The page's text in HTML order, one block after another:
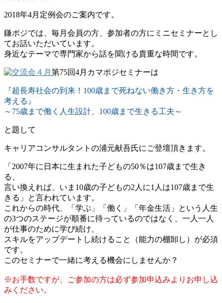
2018年4月定例会のご案内です。
鎌ポジでは、毎月会員の方、参加者の方にミニセミナーとし
てお話いただいています。
身近なテーマで専門家から話を聞ける貴重な時間です。
第75回4月カマポジセミナーは
『超長寿社会の到来！100歳まで死ねない働き方・生き方を
考える』
～75歳まで働く人生設計、100歳まで生きる工夫～
と題して
キャリアコンサルタントの浦元献吾氏にご登壇頂きます。
「2007年に日本に生まれた子どもの50％は107歳まで生き
る、
言い換えれば、いま10歳の子どもの2人に1人は107歳まで生
きる」と言われています。
これからの時代、「学ぶ」「働く」「年金生活」という人生
の3つのステージが順番に待っているのではなく、一人一人
が仕事のために学び続け、
スキルをアップデートし続けること（能力の棚卸し）が必須
です。
このセミナーで一緒に考える機会にしませんか？
※お手数ですが、ご参加の方は必ず参加申込みよりお申し込
みください。